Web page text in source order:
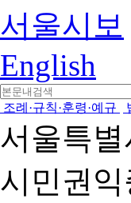
서울시보
English
조례·규칙·훈령·예규
서울특
시민권